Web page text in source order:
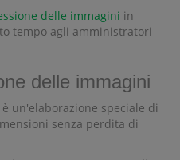
delle immagini in
tempo agli amministratori
delle immagini
un'elaborazione speciale di
senza perdita di